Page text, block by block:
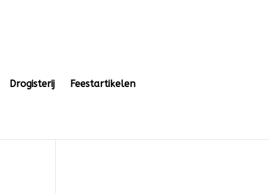
Drogisterij
Feestartikelen